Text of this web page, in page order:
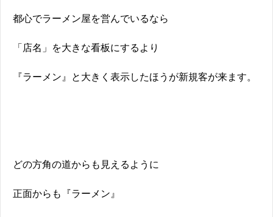
都心でラーメン屋を営んでいるなら
「店名」を大きな看板にするより
『ラーメン』と大きく表示したほうが新規客が来ます。
どの方角の道からも見えるように
正面からも『ラーメン』